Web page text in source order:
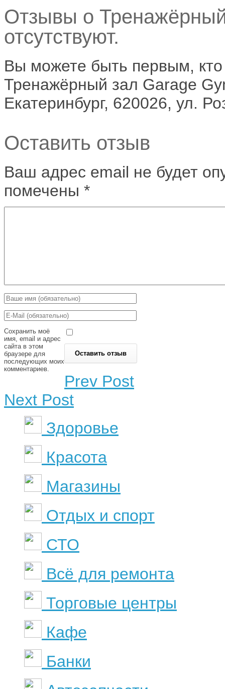
Отзывы о
отсутствуют.
Вы можете быть первым,
Тренажёрный зал Garage
Екатеринбург, 620026, ул.
Оставить отзыв
Ваш адрес email не будет
помечены *
Сохранить моё
имя, email и адрес
сайта в этом
браузере для
последующих моих
комментариев.
Prev Post
Next Post
Здоровье
Красота
Магазины
Отдых и спорт
СТО
Всё для ремонта
Торговые центры
Кафе
Банки